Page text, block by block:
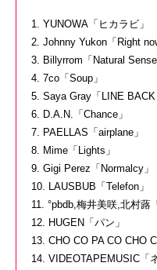
1. YUNOWA「ヒカラビ」
2. Johnny Yukon「Right
3. Billyrrom「Natural Sense
4. 7co「Soup」
5. Saya Gray「LINE BACK
6. D.A.N.「Chance」
7. PAELLAS「airplane」
8. Mime「Lights」
9. Gigi Perez「Normalcy」
10. LAUSBUB「Telefon」
11. °pbdb,梅井美咲,北村蕗
12. HUGEN「パン」
13. CHO CO PA CO CHO
14. VIDEOTAPEMUSIC「